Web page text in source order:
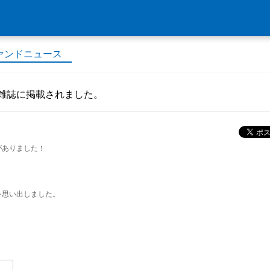
ドニュース
に掲載されました。
りました！
い出しました。